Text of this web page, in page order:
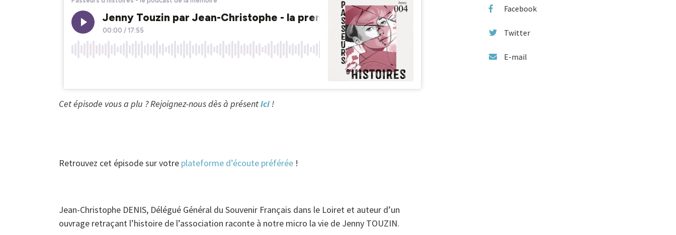
Cet épisode vous a plu ? Rejoignez-nous dès à présentici!
Retrouvez cet épisode sur votre plateforme d’écoute préférée !
Jean-Christophe DENIS, Délégué Général du Souvenir Français dans le Loiret et auteur d’un
ouvrage retraçant l’histoire de l’association raconte à notre micro la vie de Jenny TOUZIN.
Facebook
Twitter
E-mail